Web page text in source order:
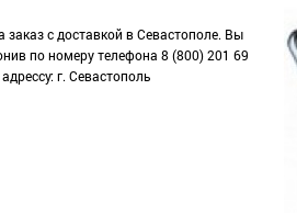
заказ с доставкой в Севастополе. Вы
по номеру телефона 8 (800) 201 69
г. Севастополь